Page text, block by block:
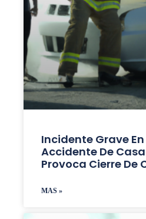
Incidente Grave
Accidente De
Provoca Cierre De
MAS »